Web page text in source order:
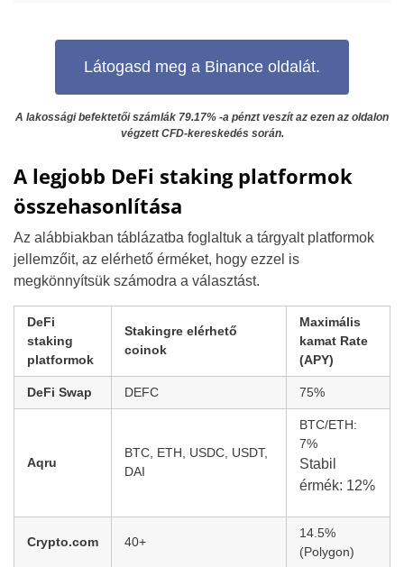
Látogasd meg a Binance oldalát.
A lakossági befektetői számlák 79.17% -a pénzt veszít az ezen az oldalon
végzett CFD-kereskedés során.
A legjobb DeFi staking platformok
összehasonlítása
Az alábbiakban táblázatba foglaltuk a tárgyalt platformok
jellemzőit, az elérhető érméket, hogy ezzel is
megkönnyítsük számodra a választást.
DeFi
staking
platformok
Stakingre elérhető
coinok
Maximális
kamat Rate
(APY)
DeFi Swap DEFC 75%
Aqru
BTC, ETH, USDC, USDT,
DAI
BTC/ETH:
7%
Stabil
érmék: 12%
Crypto.com 40+
14.5%
(Polygon)